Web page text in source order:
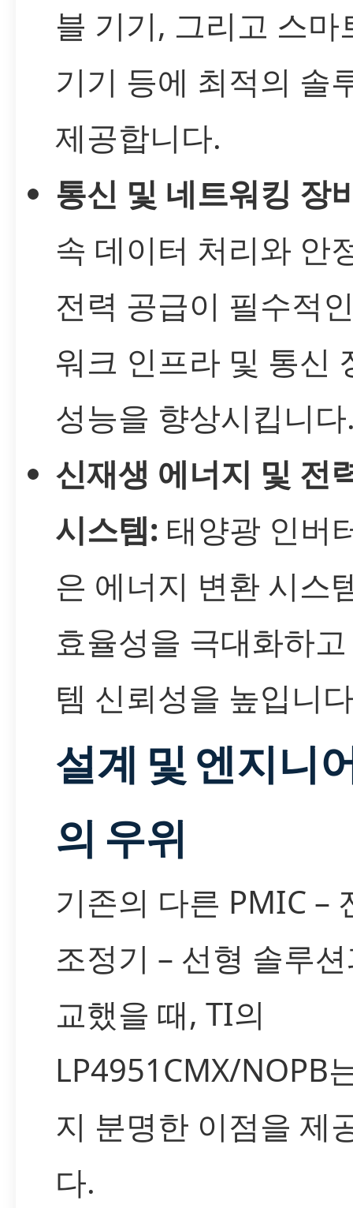
블 기기, 그리고 스마
기기 등에 최적의 솔
제공합니다.
통신 및 네트워킹 장
속 데이터 처리와 안
전력 공급이 필수적
워크 인프라 및 통신
성능을 향상시킵니
신재생 에너지 및 전
시스템: 태양광 인버
은 에너지 변환 시스
효율성을 극대화하
템 신뢰성을 높입니
설계 및 엔지니
의 우위
기존의 다른 PMIC –
조정기 – 선형 솔루
교했을 때, TI의
LP4951CMX/NOPB
지 분명한 이점을 제
다.